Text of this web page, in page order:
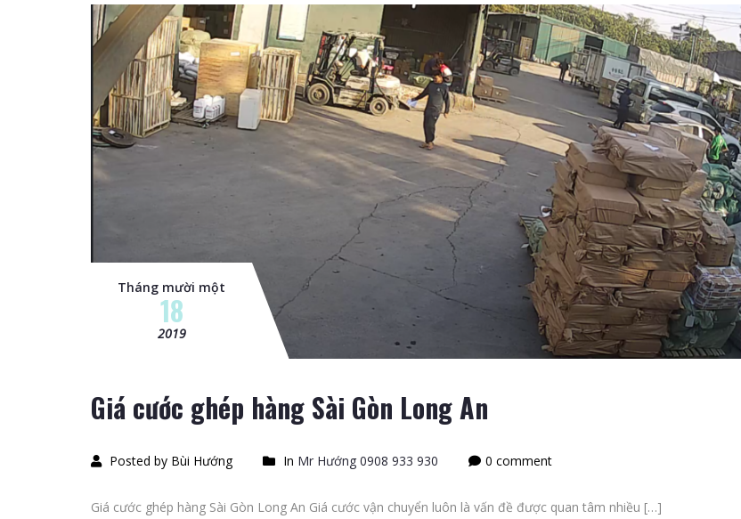
Tháng mười một
18
2019
Giá cước ghép hàng Sài Gòn Long An
Posted by Bùi Hướng In Mr Hướng 0908 933 930 0 comment
Giá cước ghép hàng Sài Gòn Long An Giá cước vận chuyển luôn là vấn đề được quan tâm nhiều […]